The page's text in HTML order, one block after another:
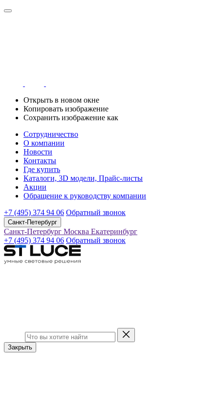
Открыть в новом окне
Копировать изображение
Сохранить изображение как
Сотрудничество
О компании
Новости
Контакты
Где купить
Каталоги, 3D модели, Прайс-листы
Акции
Обращение к руководству компании
+7 (495) 374 94 06 Обратный звонок
Санкт-Петербург
Санкт-Петербург Москва Екатеринбург
+7 (495) 374 94 06 Обратный звонок
Закрыть